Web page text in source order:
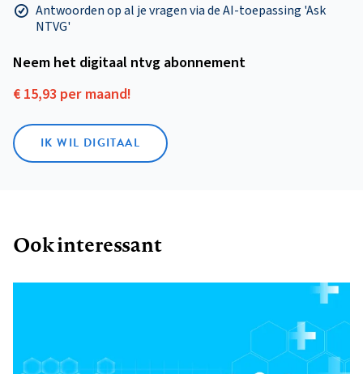
Antwoorden op al je vragen via de AI-toepassing 'Ask
NTVG'
Neem het digitaal ntvg abonnement
€ 15,93 per maand!
IK WIL DIGITAAL
Ook interessant